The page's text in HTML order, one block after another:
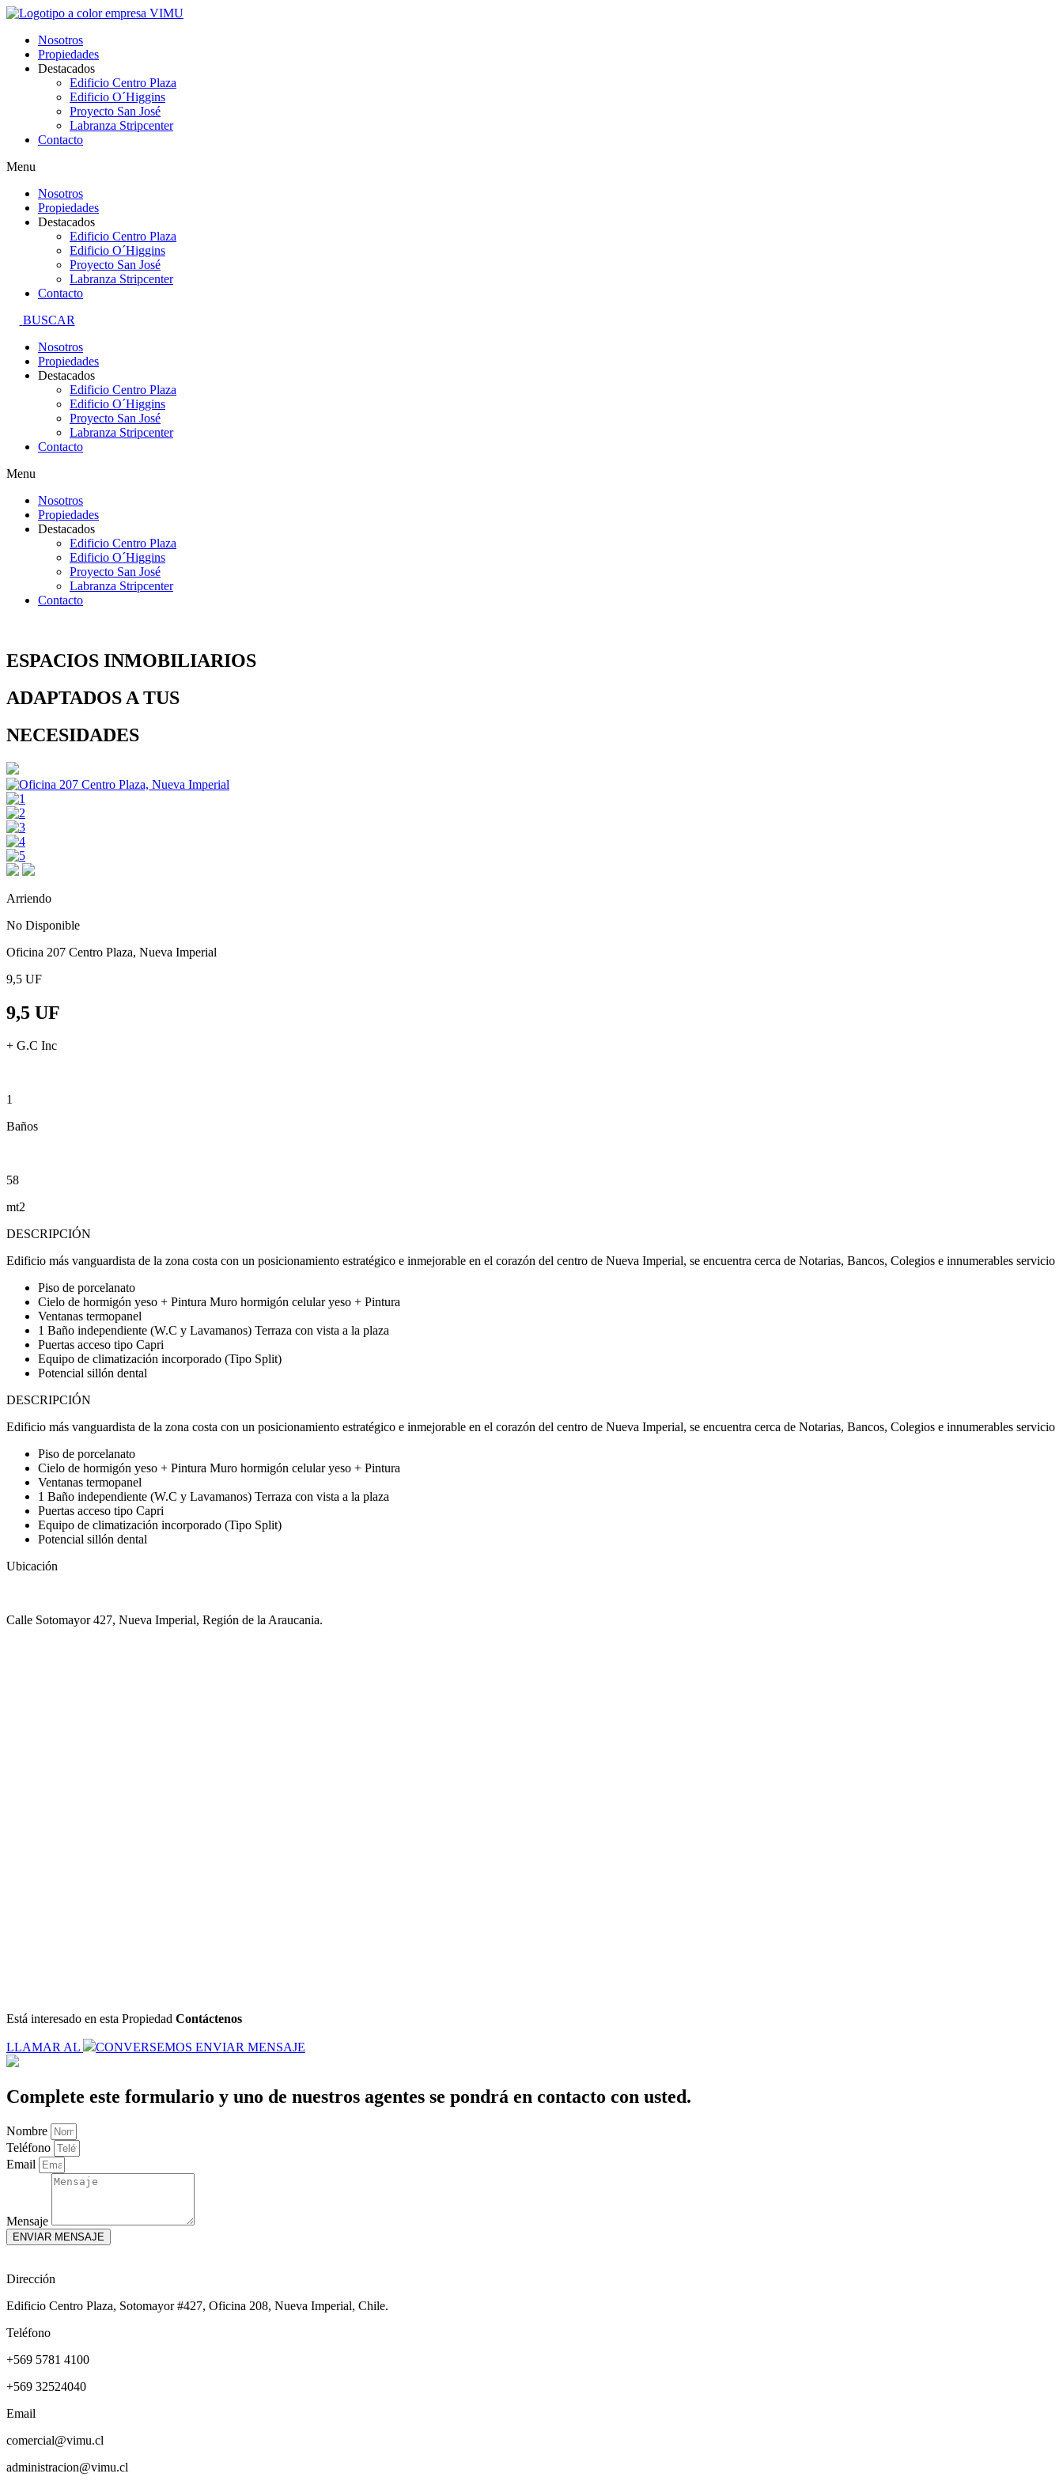
Ir
contenidoNosotros
Propiedades
Destacados
Edificio Centro Plaza
Edificio O´Higgins
Proyecto San José
Labranza Stripcenter
Contacto
Menu
Nosotros
Propiedades
Destacados
Edificio Centro Plaza
Edificio O´Higgins
Proyecto San José
Labranza Stripcenter
Contacto
BUSCAR
Nosotros
Propiedades
Destacados
Edificio Centro Plaza
Edificio O´Higgins
Proyecto San José
Labranza Stripcenter
Contacto
Menu
Nosotros
Propiedades
Destacados
Edificio Centro Plaza
Edificio O´Higgins
Proyecto San José
Labranza Stripcenter
Contacto
ESPACIOS INMOBILIARIOS
ADAPTADOS A TUS
NECESIDADES
Arriendo
No Disponible
Oficina 207 Centro Plaza, Nueva Imperial
9,5 UF
9,5 UF
+ G.C Inc
1
Baños
58
mt2
DESCRIPCIÓN
Edificio más vanguardista de la zona costa con un posicionamiento estratégico e inmejorable en el corazón del centro de Nueva Imperial, se encuentra cerca de Notarias, Bancos, Colegios e innumerables servicio
Piso de porcelanato
Cielo de hormigón yeso + Pintura Muro hormigón celular yeso + Pintura
Ventanas termopanel
1 Baño independiente (W.C y Lavamanos) Terraza con vista a la plaza
Puertas acceso tipo Capri
Equipo de climatización incorporado (Tipo Split)
Potencial sillón dental
DESCRIPCIÓN
Edificio más vanguardista de la zona costa con un posicionamiento estratégico e inmejorable en el corazón del centro de Nueva Imperial, se encuentra cerca de Notarias, Bancos, Colegios e innumerables servicio
Piso de porcelanato
Cielo de hormigón yeso + Pintura Muro hormigón celular yeso + Pintura
Ventanas termopanel
1 Baño independiente (W.C y Lavamanos) Terraza con vista a la plaza
Puertas acceso tipo Capri
Equipo de climatización incorporado (Tipo Split)
Potencial sillón dental
Ubicación
Calle Sotomayor 427, Nueva Imperial, Región de la Araucania.
Está interesado en esta Propiedad Contáctenos
LLAMAR AL CONVERSEMOS ENVIAR MENSAJE
Complete este formulario y uno de nuestros agentes se pondrá en contacto con usted.
Nombre
Teléfono
Email
Mensaje
ENVIAR MENSAJE
Dirección
Edificio Centro Plaza, Sotomayor #427, Oficina 208, Nueva Imperial, Chile.
Teléfono
+569 5781 4100
+569 32524040
Email
comercial@vimu.cl
administracion@vimu.cl